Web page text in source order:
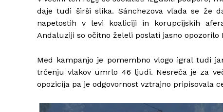
daje tudi širši slika. Sánchezova vlada se že
napetostih v levi koaliciji in korupcijskih
Andaluziji so očitno želeli poslati jasno opozorilo
Med kampanjo je pomembno vlogo igral tudi
trčenju vlakov umrlo 46 ljudi. Nesreča je za
opozicija pa je odgovornost vztrajno pripisovala